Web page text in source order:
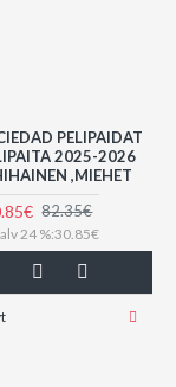
PELIPAIDAT
2025-2026
,MIEHET
82.35€
24 %:30.85€